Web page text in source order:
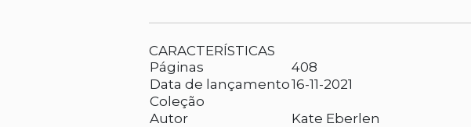
CARACTERÍSTICAS
Páginas
408
Data de lançamento16-11-2021
Coleção
Autor
Kate Eberlen